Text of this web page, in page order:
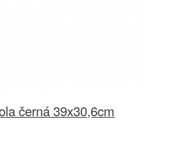
černá 39x30,6cm